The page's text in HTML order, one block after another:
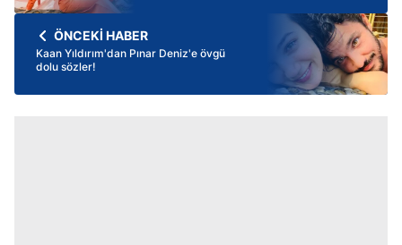
ÖNCEKİ HABER
Kaan Yıldırım'dan Pınar Deniz'e övgü
dolu sözler!